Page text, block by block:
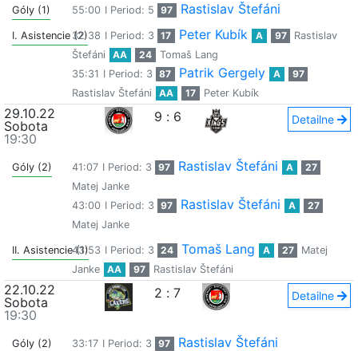
Góly (1) 55:00 I Period: 5 97 Rastislav Štefáni
I. Asistencie (2)32:38 I Period: 3 17 Peter Kubík A 97
Rastislav
Štefáni
AA 24
Tomaš Lang
35:31 I Period: 3 87 Patrik Gergely A
97
Rastislav Štefáni
AA 17 Peter Kubík
29.10.22
Sobota
19:30
9 : 6 Detailne
Góly (2) 41:07 I Period: 3 97 Rastislav Štefáni A
27
Matej Janke
43:00 I Period: 3 97 Rastislav Štefáni A
27
Matej Janke
II. Asistencie (1)
43:53 I Period: 3 24 Tomaš Lang A 27
Matej
Janke
AA 97 Rastislav Štefáni
22.10.22
Sobota
19:30
2 : 7 Detailne
Góly (2) 33:17 I Period: 3 97 Rastislav Štefáni